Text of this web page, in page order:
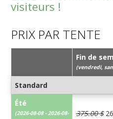
visiteurs !
PRIX PAR TENTE
Fin de
(vendredi,
Standard
Été
(2026-08-08 - 2026-08-
375.00 $